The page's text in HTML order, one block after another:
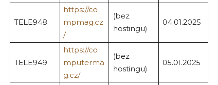
TELE948
https://co
mpmag.cz
/
(bez
hostingu)
04.01.2025
TELE949
https://co
mputerma
g.cz/
(bez
hostingu)
05.01.2025